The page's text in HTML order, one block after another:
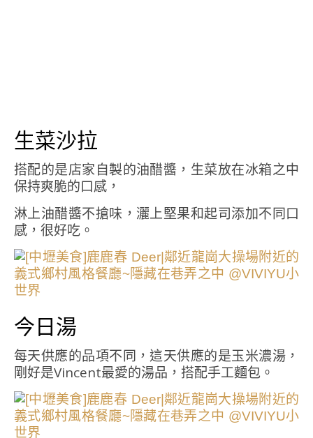
生菜沙拉
搭配的是店家自製的油醋醬，生菜放在冰箱之中
保持爽脆的口感，
淋上油醋醬不搶味，灑上堅果和起司添加不同口
感，很好吃。
今日湯
每天供應的品項不同，這天供應的是玉米濃湯，
剛好是Vincent最愛的湯品，搭配手工麵包。